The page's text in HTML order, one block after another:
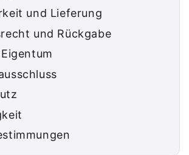
und Lieferung
und Rückgabe